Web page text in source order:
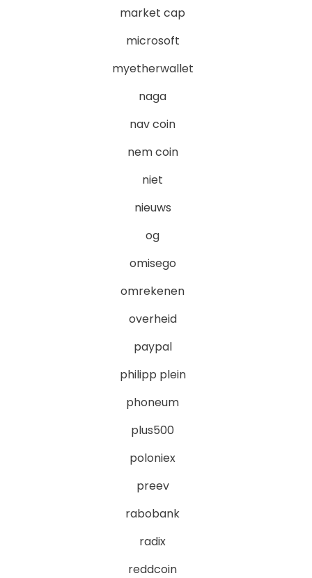
market cap
microsoft
myetherwallet
naga
nav coin
nem coin
niet
nieuws
og
omisego
omrekenen
overheid
paypal
philipp plein
phoneum
plus500
poloniex
preev
rabobank
radix
reddcoin